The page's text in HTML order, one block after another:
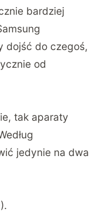
bardziej
dojść do czegoś,
od
tak aparaty
jedynie na dwa